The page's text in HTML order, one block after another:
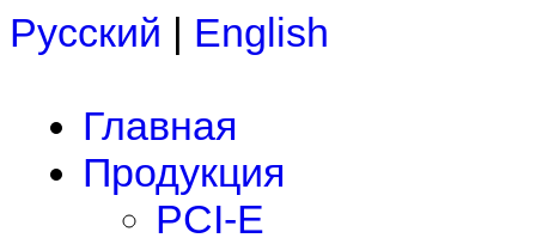
Русский | English
Главная
Продукция
PCI-E